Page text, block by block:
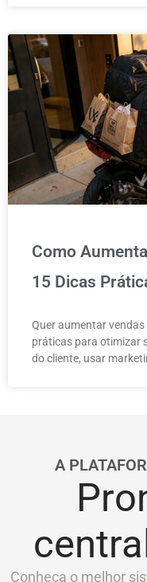
Como
15 Dicas
Quer aumentar
práticas para otimizar
do cliente, usar
A
Conheça o melhor